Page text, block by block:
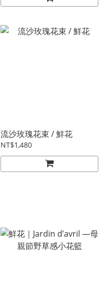
流沙玫瑰花束 / 鮮花
NT$1,480